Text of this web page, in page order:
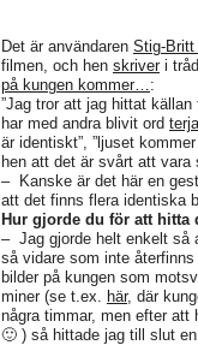
Det är användaren Stig-Britt
filmen, och hen skriver i
på kungen kommer…:
”Jag tror att jag hittat
har med andra blivit ord
är identiskt”, ”ljuset
hen att det är svårt att vara
– Kanske är det här en
att det finns flera identiska
Hur gjorde du för att hitta
– Jag gjorde helt enkelt så
så vidare som inte
bilder på kungen som
miner (se t.ex. här, där
några timmar, men efter att
🙂 ) så hittade jag till slut